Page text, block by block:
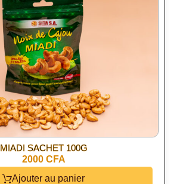
MIADI SACHET 100G
2000 CFA
Ajouter au panier